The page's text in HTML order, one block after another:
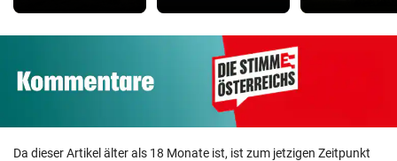
Da dieser Artikel älter als 18 Monate ist, ist zum jetzigen Zeitpunkt